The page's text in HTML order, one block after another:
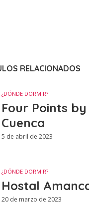
RELACIONADOS
¿DÓNDE DORMIR?
Four Points
Cuenca
5 de abril de 2023
¿DÓNDE DORMIR?
Hostal
20 de marzo de 2023